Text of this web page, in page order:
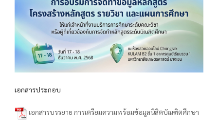
เอกสารประกอบ
เอกสารบรรยาย การเตรียมความพร้อมข้อมูลนิสิตบัณฑิตศึกษา